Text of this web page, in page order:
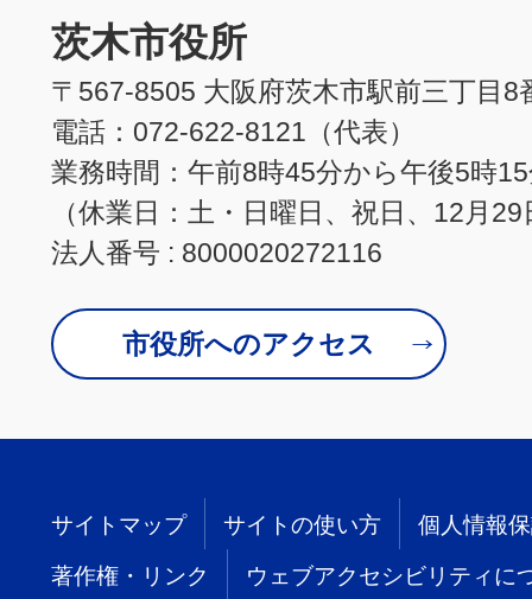
茨木市役所
〒567-8505 大阪府茨木市駅前三丁目8
電話：072-622-8121（代表）
業務時間：午前8時45分から午後5時
（休業日：土・日曜日、祝日、12月
法人番号 : 8000020272116
市役所へのアクセス
サイトマップ サイトの使い方 個人情報
著作権・リンク ウェブアクセシビリティに